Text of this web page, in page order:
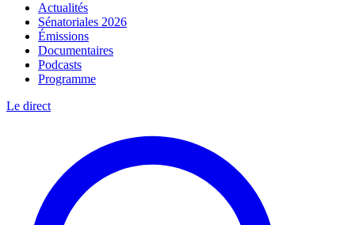
Actualités
Sénatoriales 2026
Émissions
Documentaires
Podcasts
Programme
Le direct